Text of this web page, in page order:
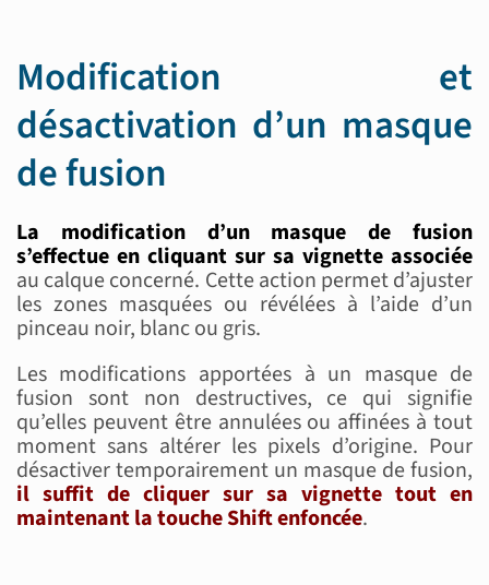
Modification et
désactivation d’un masque
de fusion
La modification d’un masque de fusion
s’effectue en cliquant sur sa vignette associée
au calque concerné. Cette action permet d’ajuster
les zones masquées ou révélées à l’aide d’un
pinceau noir, blanc ou gris.
Les modifications apportées à un masque de
fusion sont non destructives, ce qui signifie
qu’elles peuvent être annulées ou affinées à tout
moment sans altérer les pixels d’origine. Pour
désactiver temporairement un masque de fusion,
il suffit de cliquer sur sa vignette tout en
maintenant la touche Shift enfoncée.